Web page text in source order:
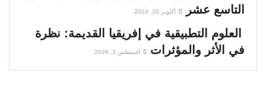
التاسع عشر
أكتوبر 20, 2024
العلوم التطبيقية في إفريقيا القديمة: نظرة
في الأثر والمؤثرات
أغسطس 3, 2026